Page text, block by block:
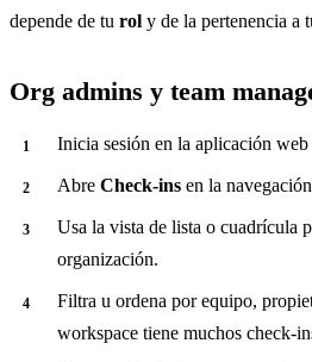
depende de tu rol y de la pertenencia a
Org admins y team
Inicia sesión en la aplicación
Abre Check-ins en la
Usa la vista de lista o cuadrícula
organización.
Filtra u ordena por equipo,
workspace tiene muchos check-